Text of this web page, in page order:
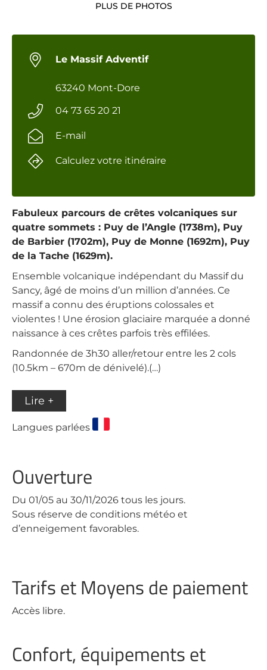
PLUS DE PHOTOS
Fabuleux parcours de crêtes volcaniques sur
quatre sommets : Puy de l’Angle (1738m), Puy
de Barbier (1702m), Puy de Monne (1692m), Puy
de la Tache (1629m).
Ensemble volcanique indépendant du Massif du
Sancy, âgé de moins d’un million d’années. Ce
massif a connu des éruptions colossales et
violentes ! Une érosion glaciaire marquée a donné
naissance à ces crêtes parfois très effilées.
Randonnée de 3h30 aller/retour entre les 2 cols
(10.5km – 670m de dénivelé).(…)
Lire +
Langues parlées
Ouverture
Du 01/05 au 30/11/2026 tous les jours.
Sous réserve de conditions météo et
d’enneigement favorables.
Tarifs et Moyens de paiement
Accès libre.
Confort, équipements et
Le Massif Adventif
63240 Mont-Dore
04 73 65 20 21
E-mail
Calculez votre itinéraire